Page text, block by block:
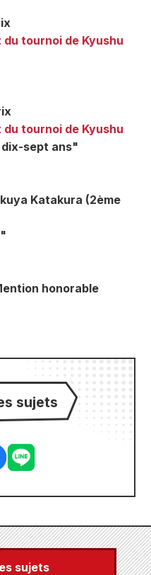
tournoi de Kyushu
tournoi de Kyushu
sept ans"
Katakura (2ème
honorable
sujets
sujets